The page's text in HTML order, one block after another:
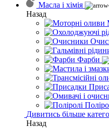
Масла і хімія
Назад
Фарби
Дивитись більше
Назад